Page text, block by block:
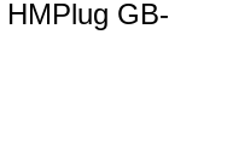
HMPlug GB-